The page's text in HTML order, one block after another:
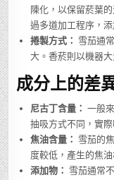
陳化，以保留菸葉
過多道加工程序，
捲製方式： 雪茄通
大。香菸則以機器
成分上的差
尼古丁含量： 一般
抽吸方式不同，實
焦油含量： 雪茄的
度較低，產生的焦油
添加物： 雪茄通常